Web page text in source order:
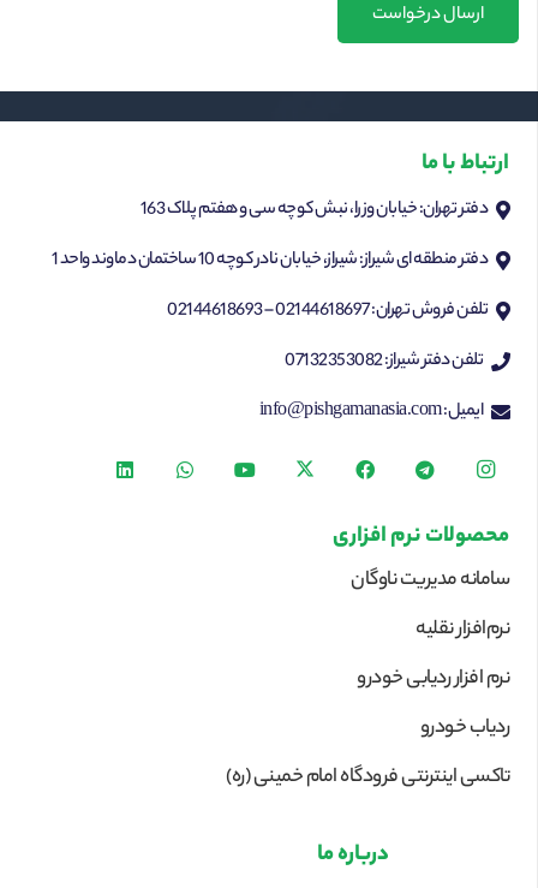
ارسال درخواست
ارتباط با ما
دفتر تهران: خیابان وزرا، نبش کوچه سی و هفتم پلاک 163
دفتر منطقه ای شیراز: شیراز، خیابان نادر کوچه 10 ساختمان دماوند واحد 1
تلفن فروش تهران: 02144618697 – 02144618693
تلفن دفتر شیراز: 07132353082
ایمیل: info@pishgamanasia.com
محصولات نرم افزاری
سامانه مدیریت ناوگان
نرم‌افزار نقلیه
نرم افزار ردیابی خودرو
ردیاب خودرو
تاکسی اینترنتی فرودگاه امام خمینی (ره)
درباره ما